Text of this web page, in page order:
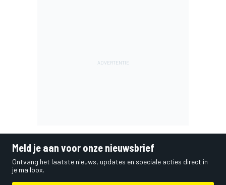
Meld je aan voor onze nieuwsbrief
Ontvang het laatste nieuws, updates en speciale acties direct in
je mailbox.